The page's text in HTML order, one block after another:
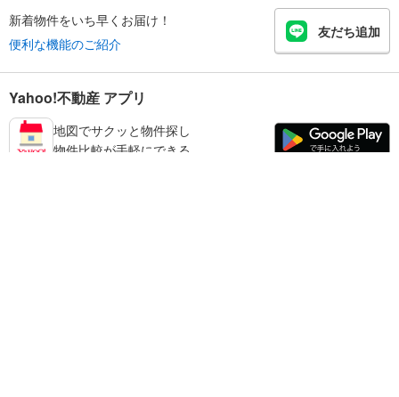
新着物件をいち早くお届け！
便利な機能のご紹介
友だち追加
Yahoo!不動産 アプリ
地図でサクッと物件探し
物件比較が手軽にできる